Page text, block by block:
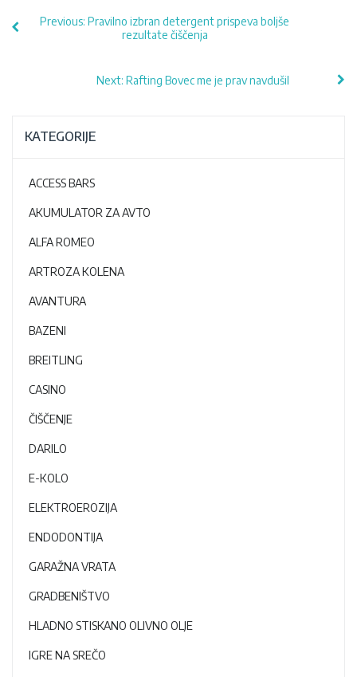
Navigacija
prispevka
Previous: Pravilno izbran detergent prispeva boljše
rezultate čiščenja
Next: Rafting Bovec me je prav navdušil
KATEGORIJE
ACCESS BARS
AKUMULATOR ZA AVTO
ALFA ROMEO
ARTROZA KOLENA
AVANTURA
BAZENI
BREITLING
CASINO
ČIŠČENJE
DARILO
E-KOLO
ELEKTROEROZIJA
ENDODONTIJA
GARAŽNA VRATA
GRADBENIŠTVO
HLADNO STISKANO OLIVNO OLJE
IGRE NA SREČO